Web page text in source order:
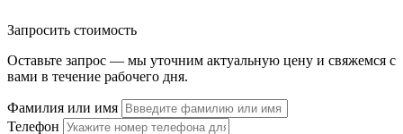
Запросить стоимость
Оставьте запрос — мы уточним актуальную цену и свяжемся с
вами в течение рабочего дня.
Фамилия или имя
Телефон